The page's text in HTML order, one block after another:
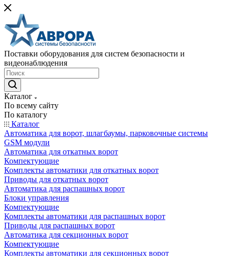
Поставки оборудования для систем безопасности и
видеонаблюдения
Каталог
По всему сайту
По каталогу
Каталог
Автоматика для ворот, шлагбаумы, парковочные системы
GSM модули
Автоматика для откатных ворот
Компектующие
Комплекты автоматики для откатных ворот
Приводы для откатных ворот
Автоматика для распашных ворот
Блоки управления
Компектующие
Комплекты автоматики для распашных ворот
Приводы для распашных ворот
Автоматика для секционных ворот
Компектующие
Комплекты автоматики для секционных ворот